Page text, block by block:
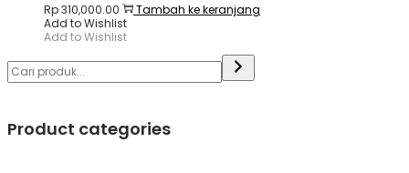
Rp310,000.00
Tambah ke keranjang
Add to Wishlist
Add to Wishlist
Product categories